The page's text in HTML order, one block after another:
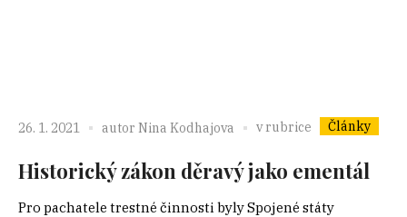
26. 1. 2021 autor Nina Kodhajova v rubrice Články
Historický zákon děravý jako ementál
Pro pachatele trestné činnosti byly Spojené státy